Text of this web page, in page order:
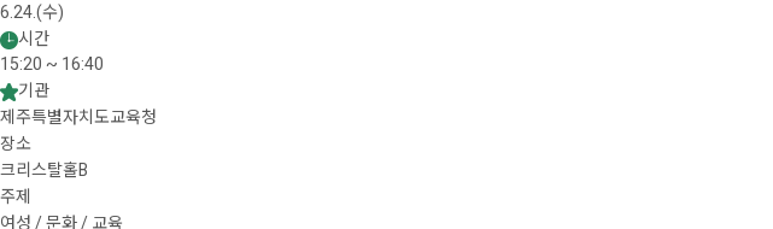
6.24.(수)
시간
15:20 ~ 16:40
기관
제주특별자치도교육청
장소
크리스탈홀B
주제
여성 / 문화 / 교육